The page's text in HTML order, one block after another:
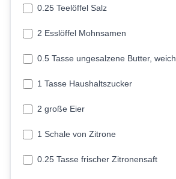
0.25 Teelöffel Salz
2 Esslöffel Mohnsamen
0.5 Tasse ungesalzene Butter, weich
1 Tasse Haushaltszucker
2 große Eier
1 Schale von Zitrone
0.25 Tasse frischer Zitronensaft